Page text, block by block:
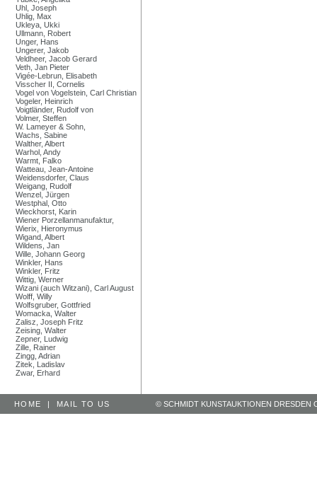
Uhl, Joseph
Uhlig, Max
Ukleya, Ukki
Ullmann, Robert
Unger, Hans
Ungerer, Jakob
Veldheer, Jacob Gerard
Veth, Jan Pieter
Vigée-Lebrun, Elisabeth
Visscher II, Cornelis
Vogel von Vogelstein, Carl Christian
Vogeler, Heinrich
Voigtländer, Rudolf von
Volmer, Steffen
W. Lameyer & Sohn,
Wachs, Sabine
Walther, Albert
Warhol, Andy
Warmt, Falko
Watteau, Jean-Antoine
Weidensdorfer, Claus
Weigang, Rudolf
Wenzel, Jürgen
Westphal, Otto
Wieckhorst, Karin
Wiener Porzellanmanufaktur,
Wierix, Hieronymus
Wigand, Albert
Wildens, Jan
Wille, Johann Georg
Winkler, Hans
Winkler, Fritz
Wittig, Werner
Wizani (auch Witzani), Carl August
Wolff, Willy
Wolfsgruber, Gottfried
Womacka, Walter
Zalisz, Joseph Fritz
Zeising, Walter
Zepner, Ludwig
Zille, Rainer
Zingg, Adrian
Zitek, Ladislav
Zwar, Erhard
HOME | MAIL TO US © SCHMIDT KUNSTAUKTIONEN DRESDEN